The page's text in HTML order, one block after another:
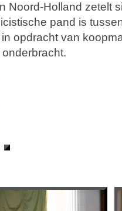
Noord-Holland zetelt
pand is
opdracht van